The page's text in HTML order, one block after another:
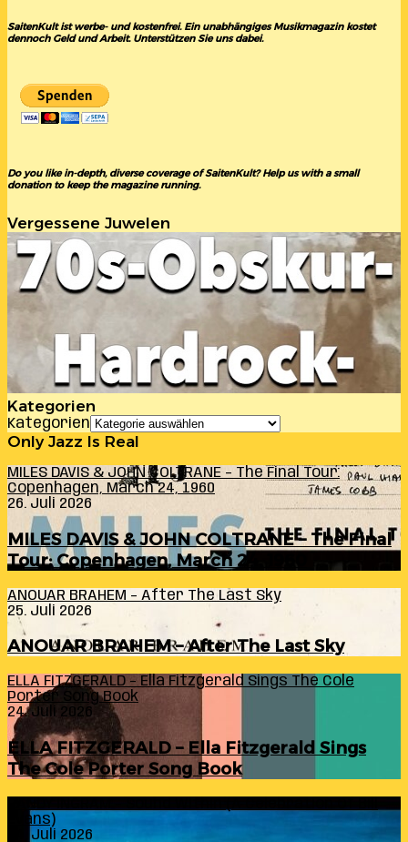
SaitenKult ist werbe- und kostenfrei. Ein unabhängiges Musikmagazin kostet
dennoch Geld und Arbeit. Unterstützen Sie uns dabei.
Do you like in-depth, diverse coverage of SaitenKult? Help us with a small
donation to keep the magazine running.
Vergessene Juwelen
Kategorien
Kategorien
Only Jazz Is Real
MILES DAVIS & JOHN COLTRANE – The Final Tour:
Copenhagen, March 24, 1960
26. Juli 2026
MILES DAVIS & JOHN COLTRANE – The Final
Tour: Copenhagen, March 24, 1960
ANOUAR BRAHEM – After The Last Sky
25. Juli 2026
ANOUAR BRAHEM – After The Last Sky
ELLA FITZGERALD – Ella Fitzgerald Sings The Cole
Porter Song Book
24. Juli 2026
ELLA FITZGERALD – Ella Fitzgerald Sings
The Cole Porter Song Book
Evans)
24. Juli 2026